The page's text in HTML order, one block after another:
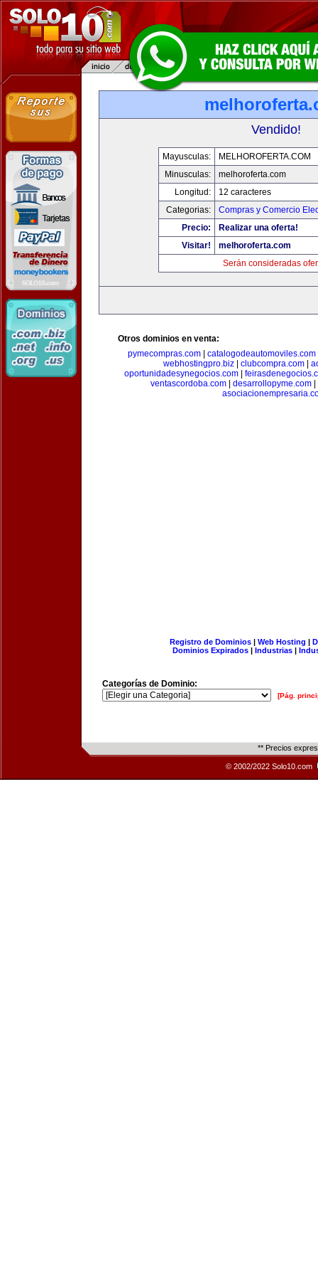
Vendido!
Mayusculas:
MELHOROFERTA.COM
Minusculas:
melhoroferta.com
Longitud:
12 caracteres
Categorias:
Compras y Comercio
Precio:
Realizar una oferta!
Visitar!
melhoroferta.com
Serán consideradas
Otros dominios en venta:
pymecompras.com| catalogodeautomoviles.com
webhostingpro.biz| clubcompra.com|
oportunidadesynegocios.com|
ventascordoba.com| desarrollopyme.com|
Registro de Dominios| Web Hosting |
Dominios Expirados | Industrias |
Categorías de Dominio:
[Pág.
** Precios
© 2002/2022 Solo10.com